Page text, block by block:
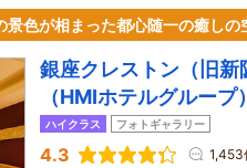
色が相まった都心随一の癒しの
銀座クレストン（旧新
（HMIホテルグループ
ハイクラス フォトギャラリー
4.3 1,453